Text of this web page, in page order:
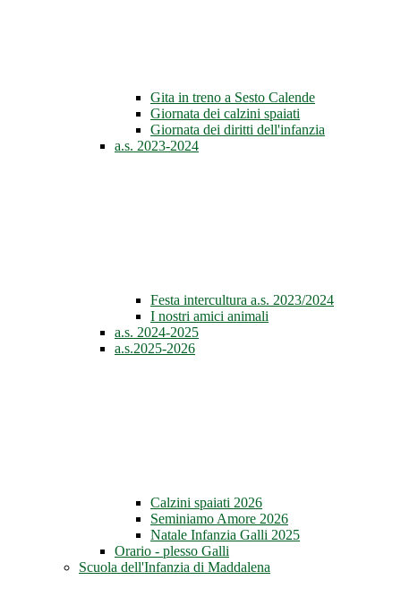
Gita in treno a Sesto Calende
Giornata dei calzini spaiati
Giornata dei diritti dell'infanzia
a.s. 2023-2024
Festa intercultura a.s. 2023/2024
I nostri amici animali
a.s. 2024-2025
a.s.2025-2026
Calzini spaiati 2026
Seminiamo Amore 2026
Natale Infanzia Galli 2025
Orario - plesso Galli
Scuola dell'Infanzia di Maddalena